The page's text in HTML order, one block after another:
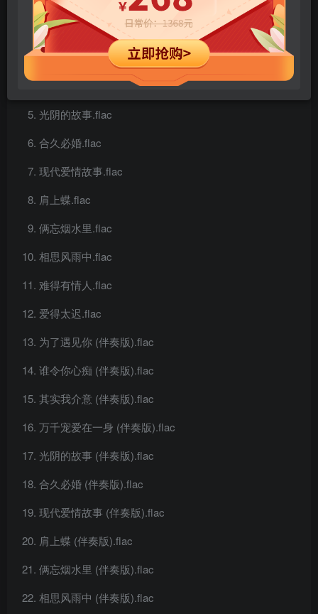
谁令你心痴.flac
其实我介意.flac
万千宠爱在一身.flac
光阴的故事.flac
合久必婚.flac
现代爱情故事.flac
肩上蝶.flac
俩忘烟水里.flac
相思风雨中.flac
难得有情人.flac
爱得太迟.flac
为了遇见你 (伴奏版).flac
谁令你心痴 (伴奏版).flac
其实我介意 (伴奏版).flac
万千宠爱在一身 (伴奏版).flac
光阴的故事 (伴奏版).flac
合久必婚 (伴奏版).flac
现代爱情故事 (伴奏版).flac
肩上蝶 (伴奏版).flac
俩忘烟水里 (伴奏版).flac
相思风雨中 (伴奏版).flac